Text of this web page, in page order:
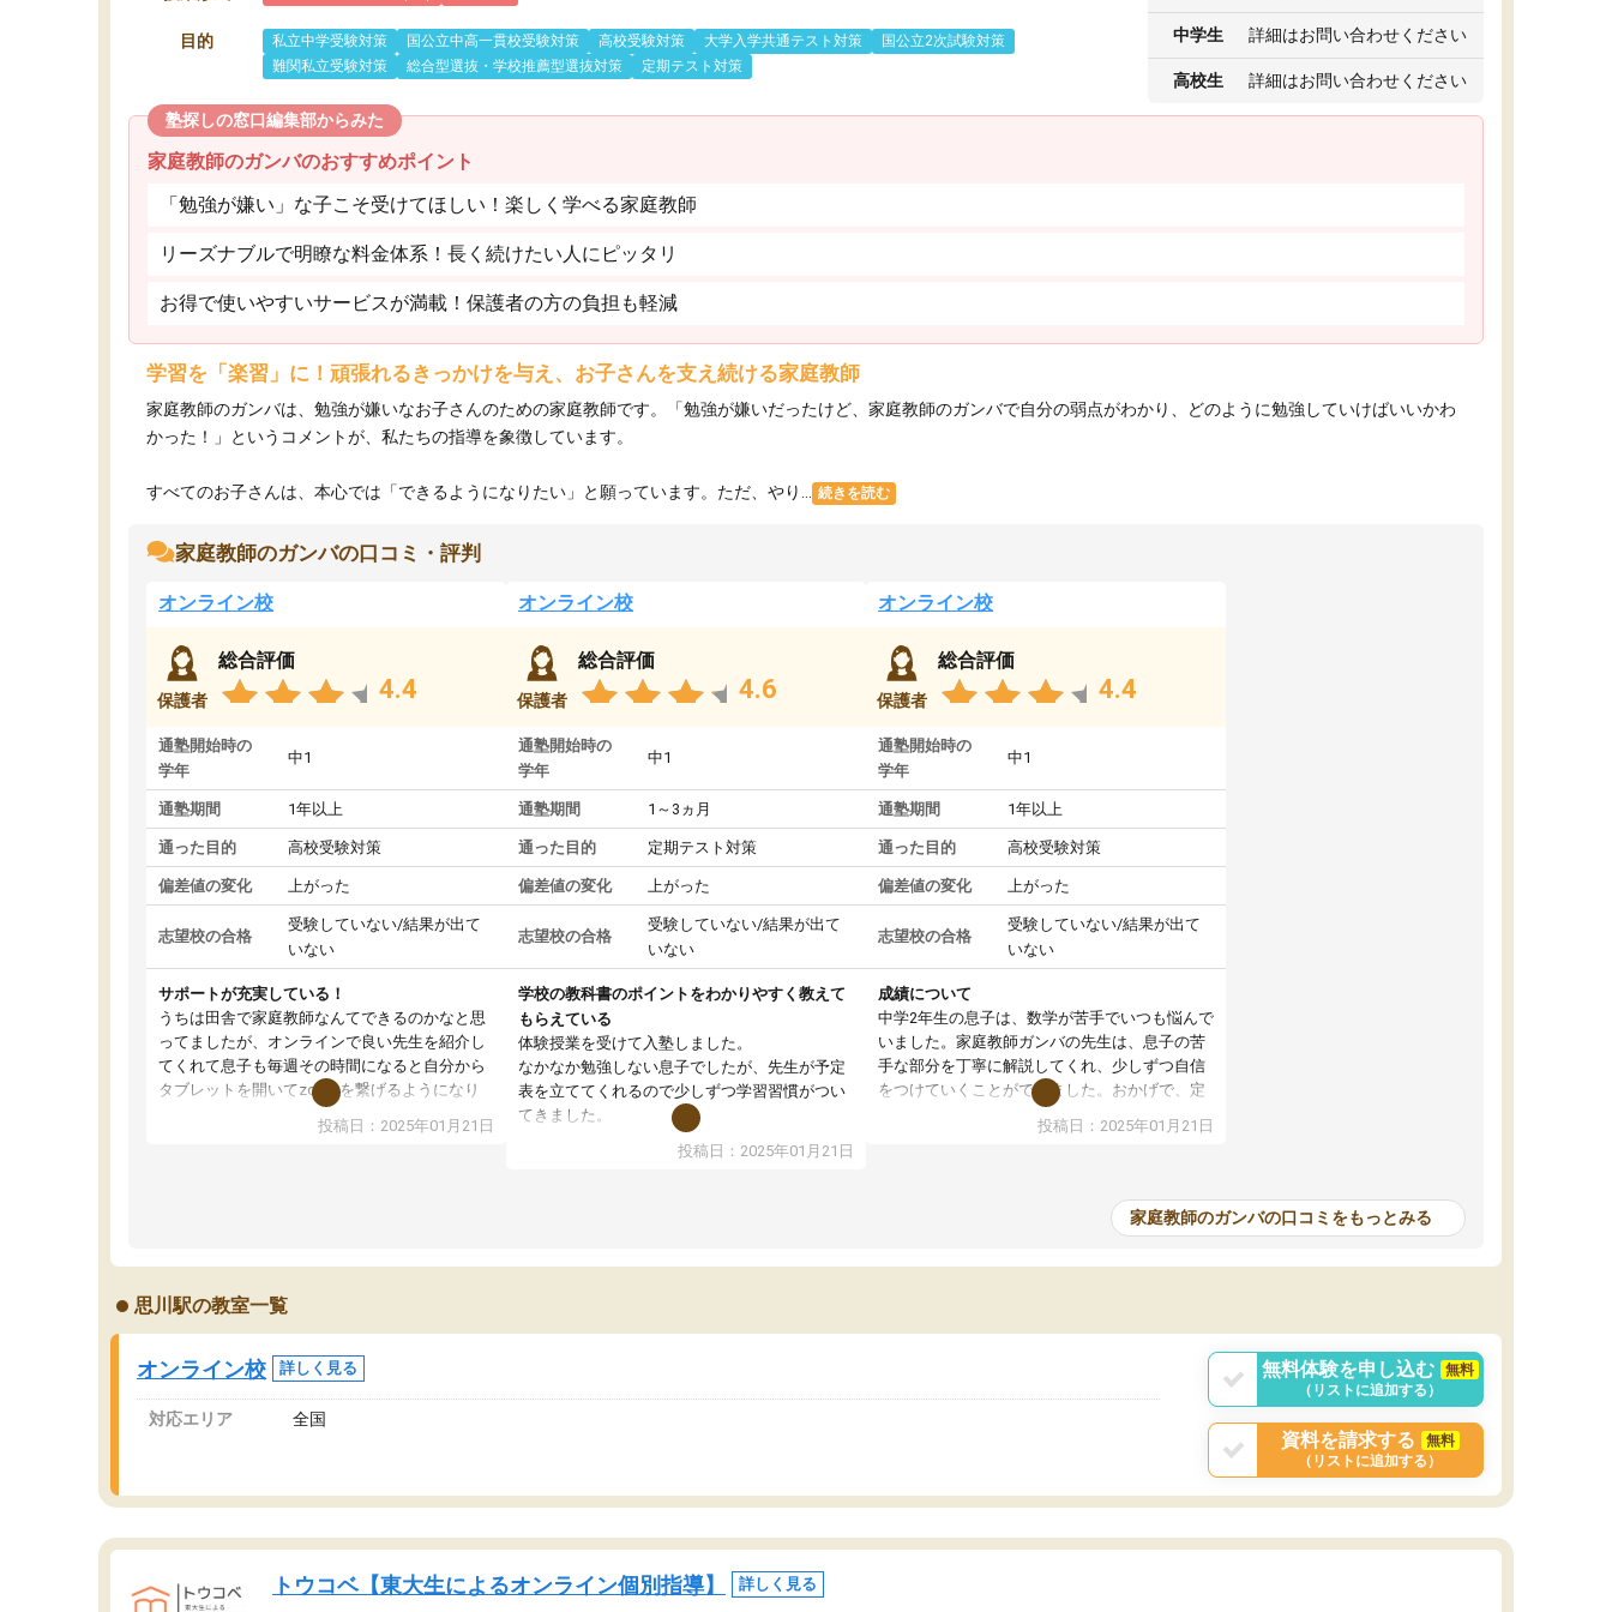
目的 私立中学受験対策 国公立中高一貫校受験対策 高校受験対策 大学入学共通テスト対策
国公立2次試験対策
難関私立受験対策
総合型選抜・学校推薦型選抜対策 定期テスト対策
中学生 詳細はお問い合わせください
高校生 詳細はお問い合わせください
塾探しの窓口編集部からみた
家庭教師のガンバのおすすめポイント
「勉強が嫌い」な子こそ受けてほしい！楽しく学べる家庭教師
リーズナブルで明瞭な料金体系！長く続けたい人にピッタリ
お得で使いやすいサービスが満載！保護者の方の負担も軽減
学習を「楽習」に！頑張れるきっかけを与え、お子さんを支え続ける家庭教師
家庭教師のガンバは、勉強が嫌いなお子さんのための家庭教師です。「勉強が嫌いだったけど、家庭教師のガンバで自分の弱点がわかり、どのように勉強していけばいいかわ
かった！」というコメントが、私たちの指導を象徴しています。
すべてのお子さんは、本心では「できるようになりたい」と願っています。ただ、やり... 続きを読む
家庭教師のガンバの口コミ・評判
オンライン校
保護者
総合評価
4.4
通塾開始時の
学年
中1
通塾期間 1年以上
通った目的 高校受験対策
偏差値の変化 上がった
志望校の合格
受験していない/結果が出て
いない
サポートが充実している！
うちは田舎で家庭教師なんてできるのかなと思
ってましたが、オンラインで良い先生を紹介し
てくれて息子も毎週その時間になると自分から
タブレットを開いてzoomを繋げるようになり
ました！5科目なんでもOKなのもとても気に入
投稿日：2025年01月21日
オンライン校
保護者
総合評価
4.6
通塾開始時の
学年
中1
通塾期間 1～3ヵ月
通った目的 定期テスト対策
偏差値の変化 上がった
志望校の合格
受験していない/結果が出て
いない
学校の教科書のポイントをわかりやすく教えて
もらえている
体験授業を受けて入塾しました。
なかなか勉強しない息子でしたが、先生が予定
表を立ててくれるので少しずつ学習習慣がつい
てきました。
オンラインで週に一度の受講ですが、指導が無
い日も予定表に基づいて勉強したり、LINEでわ
投稿日：2025年01月21日
オンライン校
保護者
総合評価
4.4
通塾開始時の
学年
中1
通塾期間 1年以上
通った目的 高校受験対策
偏差値の変化 上がった
志望校の合格
受験していない/結果が出て
いない
成績について
中学2年生の息子は、数学が苦手でいつも悩んで
いました。家庭教師ガンバの先生は、息子の苦
手な部分を丁寧に解説してくれ、少しずつ自信
をつけていくことができました。おかげで、定
期テストの成績が10点以上アップし、本人もと
投稿日：2025年01月21日
家庭教師のガンバの口コミをもっとみる
思川駅の教室一覧
オンライン校 詳しく見る
対応エリア 全国
無料体験を申し込む
無料
（リストに追加する）
資料を請求する
無料
（リストに追加する）
トウコベ【東大生によるオンライン個別指導】 詳しく見る